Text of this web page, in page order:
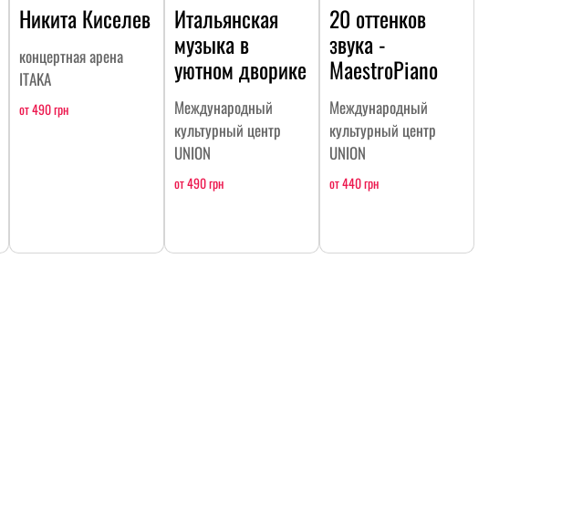
Никита Киселев
концертная арена
ITAKA
от 490 грн
Итальянская
музыка в
уютном дворике
Международный
культурный центр
UNION
от 490 грн
20 оттенков
звука -
MaestroPiano
Международный
культурный центр
UNION
от 440 грн